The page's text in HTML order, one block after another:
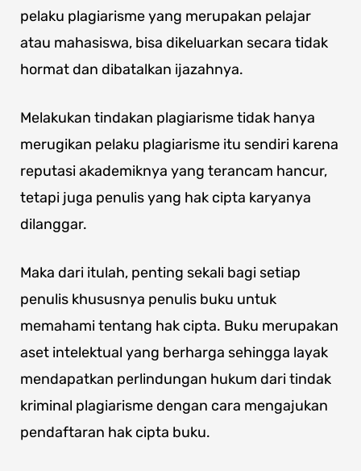
pelaku plagiarisme yang merupakan pelajar
atau mahasiswa, bisa dikeluarkan secara tidak
hormat dan dibatalkan ijazahnya.
Melakukan tindakan plagiarisme tidak hanya
merugikan pelaku plagiarisme itu sendiri karena
reputasi akademiknya yang terancam hancur,
tetapi juga penulis yang hak cipta karyanya
dilanggar.
Maka dari itulah, penting sekali bagi setiap
penulis khususnya penulis buku untuk
memahami tentang hak cipta. Buku merupakan
aset intelektual yang berharga sehingga layak
mendapatkan perlindungan hukum dari tindak
kriminal plagiarisme dengan cara mengajukan
pendaftaran hak cipta buku.